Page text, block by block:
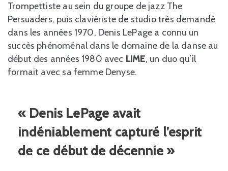
Trompettiste au sein du groupe de jazz The
Persuaders, puis claviériste de studio très demandé
dans les années 1970, Denis LePage a connu un
succès phénoménal dans le domaine de la danse au
début des années 1980 avec LIME, un duo qu’il
formait avec sa femme Denyse.
« Denis LePage avait
indéniablement capturé l’esprit
de ce début de décennie »